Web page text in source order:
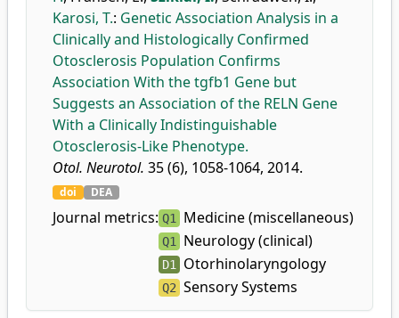
Karosi, T.: Genetic Association Analysis in a
Clinically and Histologically Confirmed
Otosclerosis Population Confirms
Association With the tgfb1 Gene but
Suggests an Association of the RELN Gene
With a Clinically Indistinguishable
Otosclerosis-Like Phenotype.
Otol. Neurotol. 35 (6), 1058-1064, 2014.
doi DEA
Journal metrics: Q1 Medicine (miscellaneous)
Q1 Neurology (clinical)
D1 Otorhinolaryngology
Q2 Sensory Systems